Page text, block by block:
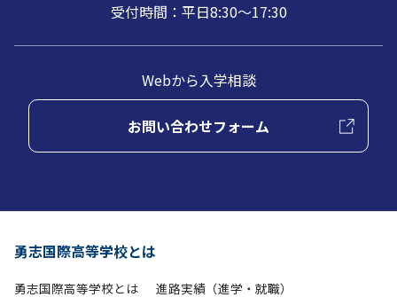
受付時間：平日8:30～17:30
Webから入学相談
お問い合わせフォーム
勇志国際高等学校とは
勇志国際高等学校とは
進路実績（進学・就職）